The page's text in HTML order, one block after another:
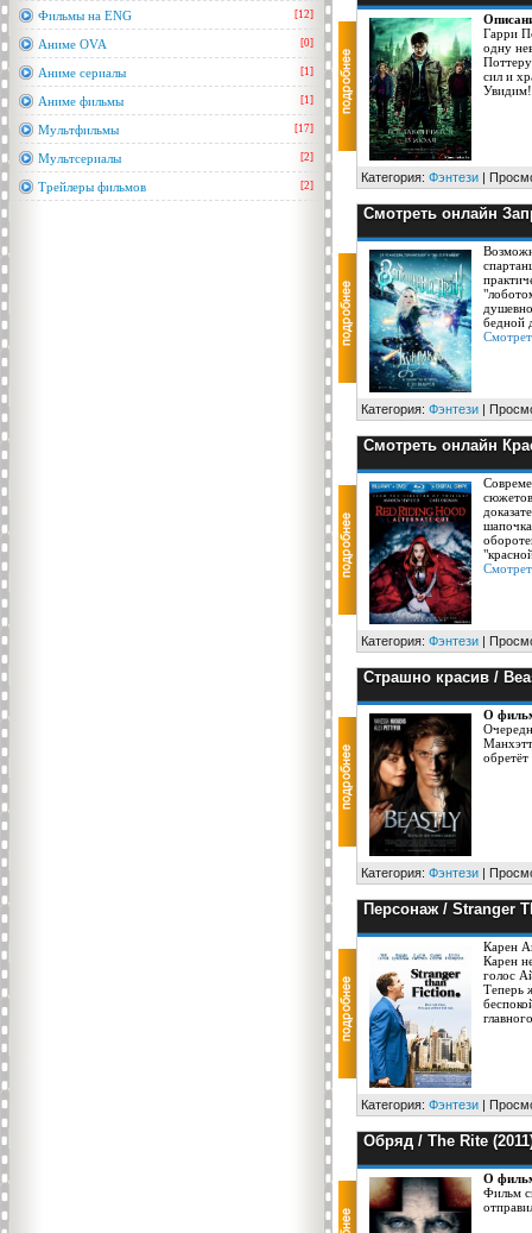
Фильмы на ENG [12]
Аниме OVA [0]
Аниме сериалы [1]
Аниме фильмы [1]
Мультфильмы [17]
Мультсериалы [2]
Трейлеры фильмов [2]
Гарри
одну
сил и
Увидим!
Категория: Фэнтези |
Смотреть онлайн
бедной
Категория: Фэнтези |
Смотреть онлайн
Категория: Фэнтези |
Страшно красив /
О
Категория: Фэнтези |
Персонаж / Stranger
Карен
Карен
голос
Теперь
Категория: Фэнтези |
Обряд / The Rite
О
Фильм